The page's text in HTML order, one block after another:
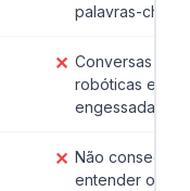
palavras-chave
✕ Conversas
robóticas e
engessadas
✕ Não consegue
entender o